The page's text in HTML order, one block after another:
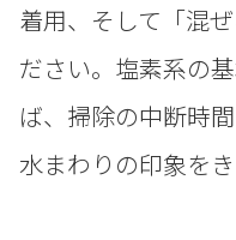
着用、そして「混
ださい。塩素系の
ば、掃除の中断時
水まわりの印象を